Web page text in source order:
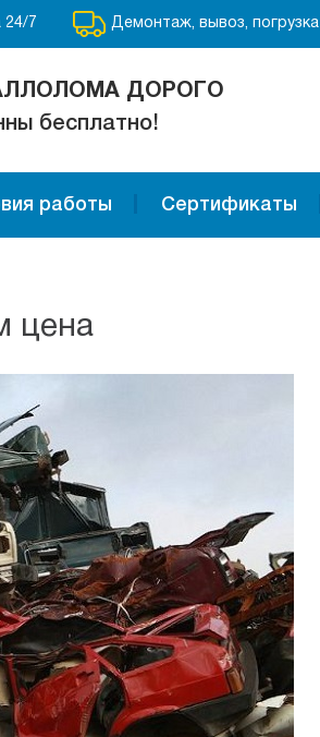
24/7 Демонтаж, вывоз, погрузка
ДОРОГО
бесплатно!
работы Сертификаты
цена